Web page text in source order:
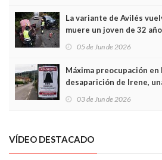
La variante de Avilés
muere un joven de 32
frontal
05 de Jun de 2026
Máxima preocupación en
desaparición de Irene,
03 de Jun de 2026
VÍDEO DESTACADO